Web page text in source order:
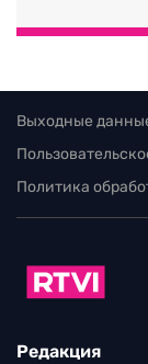
Выходные
Политика
Редакция